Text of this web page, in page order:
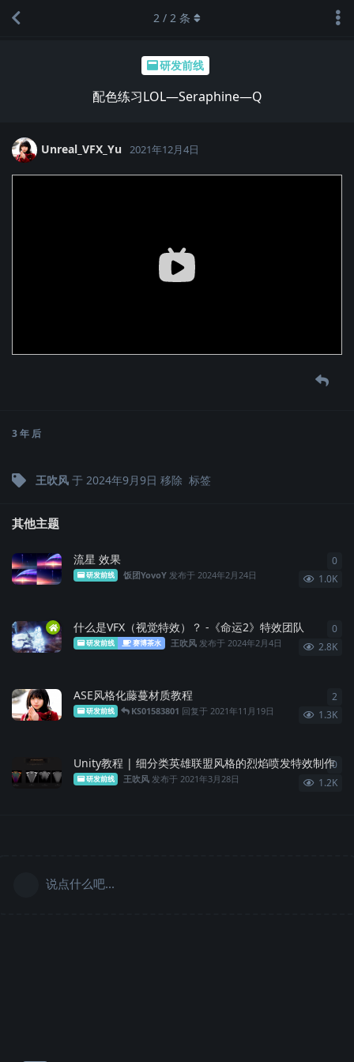
研发前线
配色练习LOL—Seraphine—Q
2 / 2 条
Unreal_VFX_Yu 2021年12月4日
3 年 后
王吹风 于 2024年9月9日 移除 标签
其他主题
流星 效果
研发前线 饭团YovoY 发布于2024年2月24日 1.0K
0
什么是VFX（视觉特效）？ -《命运2》特效团队
研发前线 赛博茶水 王吹风发布于 2024年2月4日 2.8K
0
ASE风格化藤蔓材质教程
研发前线 KS01583801 回复于2021年11月19日 1.3K
2
Unity教程 | 细分类英雄联盟风格的烈焰喷发特效制作
研发前线 王吹风 发布于2021年3月28日 1.2K
0
说点什么吧...